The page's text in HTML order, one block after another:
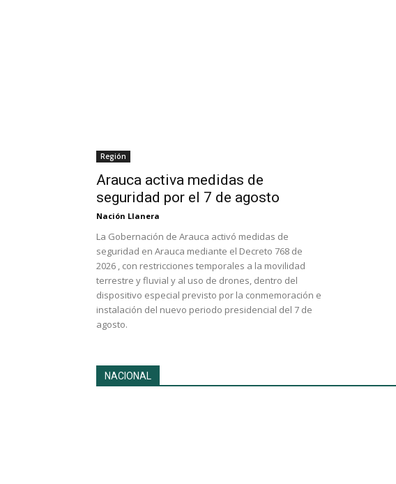
Región
Arauca activa medidas de
seguridad por el 7 de agosto
Nación Llanera
La Gobernación de Arauca activó medidas de
seguridad en Arauca mediante el Decreto 768 de
2026 , con restricciones temporales a la movilidad
terrestre y fluvial y al uso de drones, dentro del
dispositivo especial previsto por la conmemoración e
instalación del nuevo periodo presidencial del 7 de
agosto.
NACIONAL